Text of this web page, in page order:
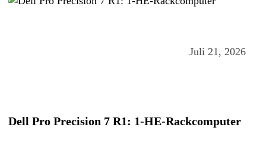
Juli 21, 2026
Dell Pro Precision 7 R1: 1-HE-Rackcomputer